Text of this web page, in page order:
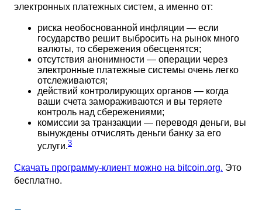
электронных платежных систем, а именно от:
риска необоснованной инфляции — если
государство решит выбросить на рынок много
валюты, то сбережения обесценятся;
отсутствия анонимности — операции через
электронные платежные системы очень легко
отслеживаются;
действий контролирующих органов — когда
ваши счета замораживаются и вы теряете
контроль над сбережениями;
комиссии за транзакции — переводя деньги, вы
вынуждены отчислять деньги банку за его
услуги.3
Скачать программу-клиент можно на bitcoin.org. Это
бесплатно.